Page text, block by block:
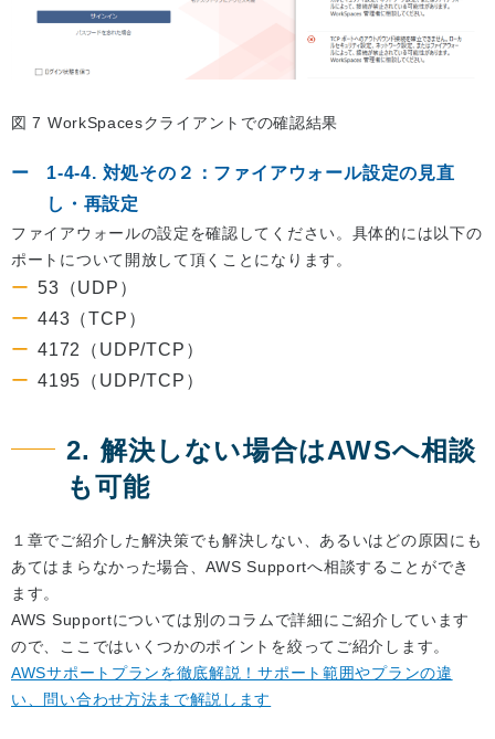
図 7 WorkSpacesクライアントでの確認結果
1-4-4. 対処その２：ファイアウォール設定の見直
し・再設定
ファイアウォールの設定を確認してください。具体的には以下の
ポートについて開放して頂くことになります。
53（UDP）
443（TCP）
4172（UDP/TCP）
4195（UDP/TCP）
2. 解決しない場合はAWSへ相談
も可能
１章でご紹介した解決策でも解決しない、あるいはどの原因にも
あてはまらなかった場合、AWS Supportへ相談することができ
ます。
AWS Supportについては別のコラムで詳細にご紹介しています
ので、ここではいくつかのポイントを絞ってご紹介します。
AWSサポートプランを徹底解説！サポート範囲やプランの違
い、問い合わせ方法まで解説します